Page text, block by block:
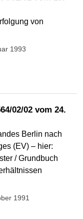
von
1993
02/02 vom 24.
Berlin nach
(EV) – hier:
/ Grundbuch
1991